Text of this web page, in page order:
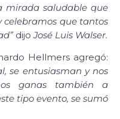
mirada saludable que
celebramos que tantos
dijoJosé Luis Walser.
Hellmers agregó:
se entusiasman y nos
ganas también a
tipo evento, se sumó